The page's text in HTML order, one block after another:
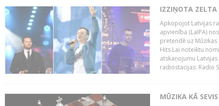
IZZIŅOTA ZELTA
Apkopojot Latvijas
apvienība (LaIPA)
pretendē uz
Hits.Lai noteiktu
atskaņojumu
radiostacijas: Radio
MŪZIKA KĀ